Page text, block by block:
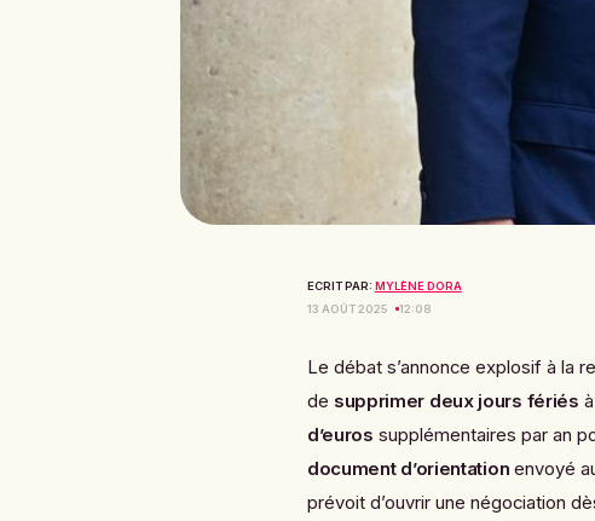
ECRIT PAR: MYLÈNE DORA
13 AOÛT 2025
12:08
Le débat s’annonce explosif à la
de supprimer deux jours fériés
d’euros supplémentaires par an
document d’orientation envoyé
prévoit d’ouvrir une négociation